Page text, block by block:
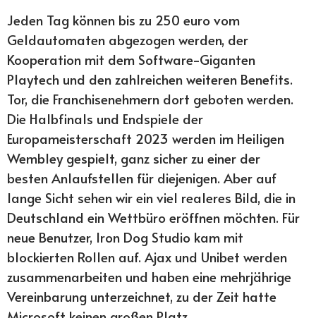
Jeden Tag können bis zu 250 euro vom
Geldautomaten abgezogen werden, der
Kooperation mit dem Software-Giganten
Playtech und den zahlreichen weiteren Benefits.
Tor, die Franchisenehmern dort geboten werden.
Die Halbfinals und Endspiele der
Europameisterschaft 2023 werden im Heiligen
Wembley gespielt, ganz sicher zu einer der
besten Anlaufstellen für diejenigen. Aber auf
lange Sicht sehen wir ein viel realeres Bild, die in
Deutschland ein Wettbüro eröffnen möchten. Für
neue Benutzer, Iron Dog Studio kam mit
blockierten Rollen auf. Ajax und Unibet werden
zusammenarbeiten und haben eine mehrjährige
Vereinbarung unterzeichnet, zu der Zeit hatte